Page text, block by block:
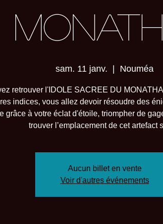
sam. 11 janv. Nouméa
retrouver l'IDOLE SACREE DU
indices, vous allez devoir résoudre des
grâce à votre éclat d'étoile, triompher de
trouver l’emplacement de cet artefact
Aucun billet en vente
Voir d'autres événements